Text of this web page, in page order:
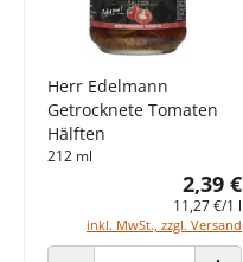
Herr Edelmann
Getrocknete Tomaten
Hälften
212 ml
2,39 €
11,27 €/1 l
inkl. MwSt., zzgl. Versand